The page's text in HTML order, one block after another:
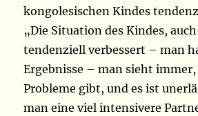
kongolesischen Kindes
„Die Situation des Kindes,
tendenziell verbessert – man
Ergebnisse – man sieht immer,
Probleme gibt, und es ist
man eine viel intensivere